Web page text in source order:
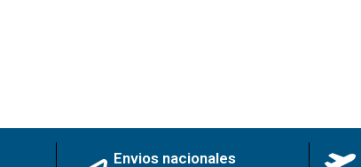
Envios nacionales